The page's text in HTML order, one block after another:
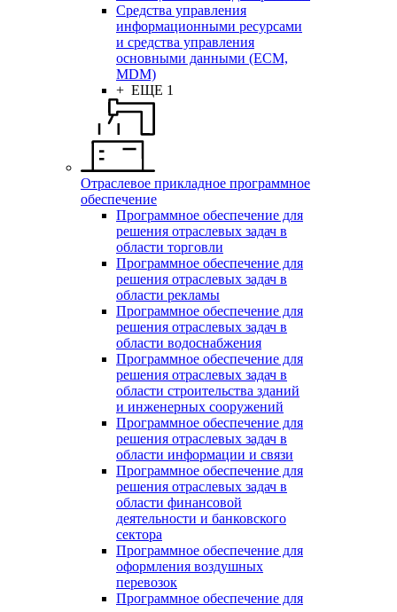
Средства управления
информационными ресурсами
и средства управления
основными данными (ECM,
MDM)
+ ЕЩЕ 1
Отраслевое прикладное программное
обеспечение
Программное обеспечение для
решения отраслевых задач в
области торговли
Программное обеспечение для
решения отраслевых задач в
области рекламы
Программное обеспечение для
решения отраслевых задач в
области водоснабжения
Программное обеспечение для
решения отраслевых задач в
области строительства зданий
и инженерных сооружений
Программное обеспечение для
решения отраслевых задач в
области информации и связи
Программное обеспечение для
решения отраслевых задач в
области финансовой
деятельности и банковского
сектора
Программное обеспечение для
оформления воздушных
перевозок
Программное обеспечение для